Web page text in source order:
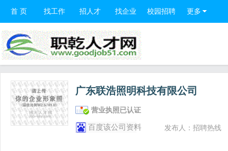
首 页 找工作 招人才 找企业 校园招聘 更多
广东联浩照明科技有限公司
营业执照已认证
百度该公司资料 发布人：招聘热线